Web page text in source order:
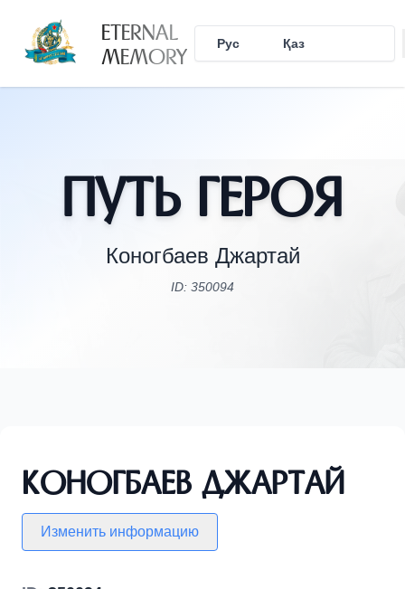
ETERNAL
MEMORY Рус Қаз
Путь Героя
Коногбаев Джартай
ID: 350094
Коногбаев Джартай
Изменить информацию